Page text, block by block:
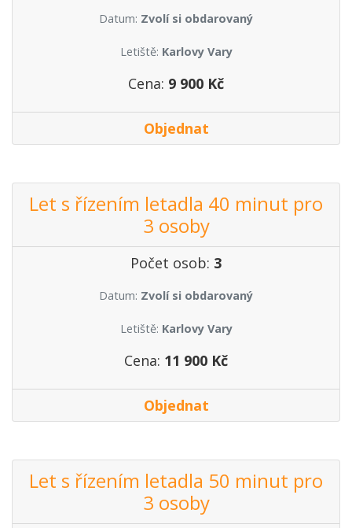
Datum: Zvolí si obdarovaný
Letiště: Karlovy Vary
Cena: 9 900 Kč
Objednat
Let s řízením letadla 40 minut pro
3 osoby
Počet osob: 3
Datum: Zvolí si obdarovaný
Letiště: Karlovy Vary
Cena: 11 900 Kč
Objednat
Let s řízením letadla 50 minut pro
3 osoby